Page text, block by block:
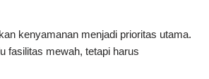
kenyamanan menjadi prioritas utama.
fasilitas mewah, tetapi harus